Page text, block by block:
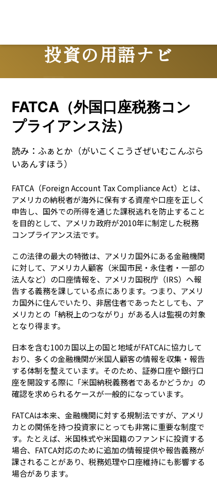
投資の用語ナビ
Terms
FATCA（外国口座税務コン
プライアンス法）
読み： ふぁとか（がいこくこうざぜいむこんぷら
いあんすほう）
FATCA（Foreign Account Tax Compliance Act）とは、
アメリカの納税者が海外に保有する資産や口座を正しく
申告し、国外での所得を通じた課税逃れを防止すること
を目的として、アメリカ政府が2010年に制定した税務
コンプライアンス法です。
この法律の最大の特徴は、アメリカ国外にある金融機関
に対して、アメリカ人顧客（米国市民・永住者・一部の
法人など）の口座情報を、アメリカ国税庁（IRS）へ報
告する義務を課している点にあります。つまり、アメリ
カ国外に住んでいたり、非居住者であったとしても、ア
メリカとの「納税上のつながり」がある人は監視の対象
となり得ます。
日本を含む100カ国以上の国と地域がFATCAに協力して
おり、多くの金融機関が米国人顧客の情報を収集・報告
する体制を整えています。そのため、証券口座や銀行口
座を開設する際に「米国納税義務者であるかどうか」の
確認を求められるケースが一般的になっています。
FATCAは本来、金融機関に対する規制法ですが、アメリ
カとの関係を持つ投資家にとっても非常に重要な制度で
す。たとえば、米国株式や米国籍のファンドに投資する
場合、FATCA対応のために追加の情報提供や報告義務が
課されることがあり、税務処理や口座維持にも影響する
場合があります。